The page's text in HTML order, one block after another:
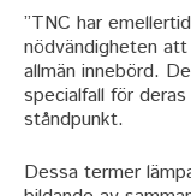
”TNC har
nödvändigheten
allmän innebörd.
specialfall för
ståndpunkt.
Dessa termer